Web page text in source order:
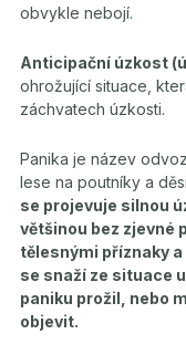
obvykle nebojí.
Anticipační úzkost
ohrožující situace,
záchvatech úzkosti.
Panika je název
lese na poutníky a
se projevuje silnou
většinou bez zjevné
tělesnými příznaky
se snaží ze situace
paniku prožil, nebo
objevit.